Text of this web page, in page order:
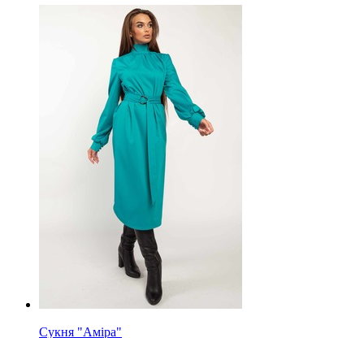
Сукня "Аміра"